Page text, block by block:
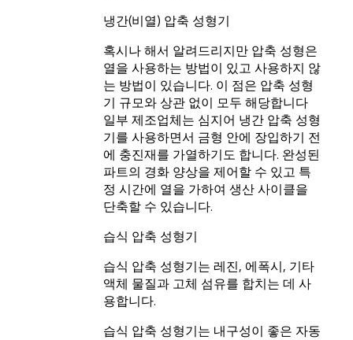
냉간(비열) 압축 성형기
혹시나 해서 알려드리지만 압축 성형은
열을 사용하는 방법이 있고 사용하지 않
는 방법이 있습니다. 이 점은 압축 성형
기 규모와 상관 없이 모두 해당합니다
일부 제조업체는 심지어 냉간 압축 성형
기를 사용하면서 금형 안에 장입하기 전
에 충진재를 가열하기도 합니다. 완성된
파트의 경화 양상을 제어할 수 있고 특
정 시간에 열을 가하여 생산 사이클을
단축할 수 있습니다.
습식 압축 성형기
습식 압축 성형기는 레진, 에폭시, 기타
액체 물질과 고체 섬유를 합치는 데 사
용합니다.
습식 압축 성형기는 내구성이 좋은 자동